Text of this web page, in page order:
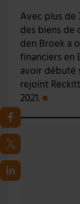
Avec plus de
des biens de
den Broek a
financiers en
avoir débuté
rejoint
2021. ■